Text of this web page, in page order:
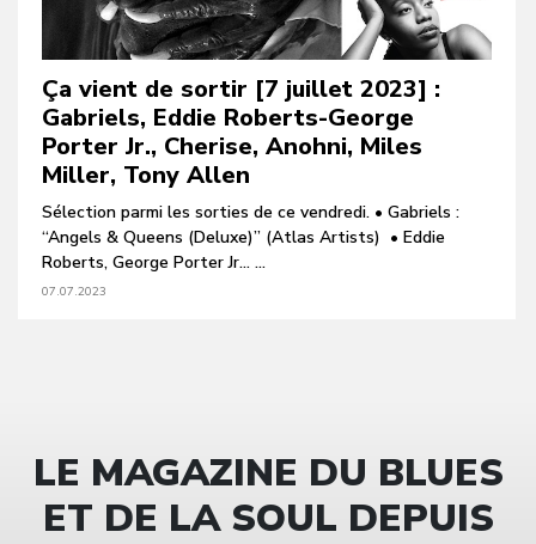
Ça vient de sortir [7 juillet 2023] :
Gabriels, Eddie Roberts-George
Porter Jr., Cherise, Anohni, Miles
Miller, Tony Allen
Sélection parmi les sorties de ce vendredi. • Gabriels :
“Angels & Queens (Deluxe)” (Atlas Artists) • Eddie
Roberts, George Porter Jr… ...
07.07.2023
LE MAGAZINE DU BLUES
ET DE LA SOUL DEPUIS